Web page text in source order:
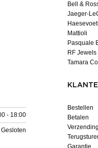
- 18:00
Gesloten
Bell &
Jaeger-
Mattioli
Pasquale
RF Jewels
Tamara
Bestellen
Betalen
Verzending
Garantie